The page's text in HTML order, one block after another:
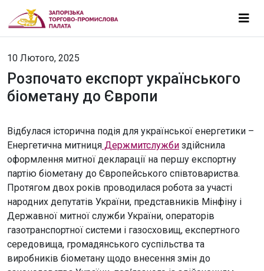
10 Лютого, 2025
Розпочато експорт українського
біометану до Європи
Відбулася історична подія для української енергетики –
Енергетична митниця Держмитслужби здійснила
оформлення митної декларації на першу експортну
партію біометану до Європейського співтовариства.
Протягом двох років проводилася робота за участі
народних депутатів України, представників Мінфіну і
Державної митної служби України, операторів
газотранспортної системи і газосховищ, експертного
середовища, громадянського суспільства та
виробників біометану щодо внесення змін до